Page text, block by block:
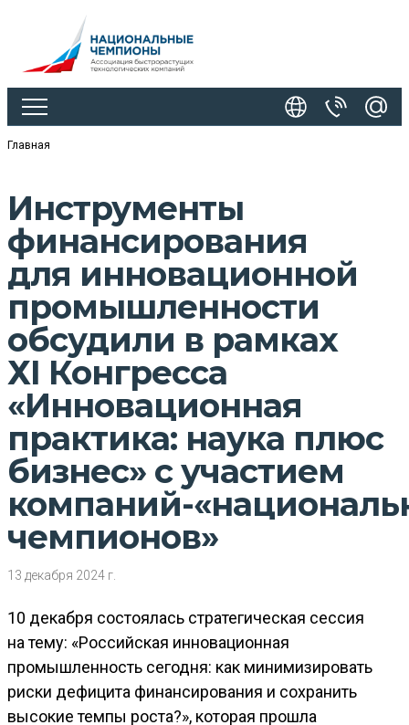
Главная
Инструменты
финансирования
для инновационной
промышленности
обсудили в рамках
ХI Конгресса
«Инновационная
практика: наука плюс
бизнес» c участием
компаний-
чемпионов»
13 декабря 2024 г.
10 декабря состоялась стратегическая сессия
на тему: «Российская инновационная
промышленность сегодня: как минимизировать
риски дефицита финансирования и сохранить
высокие темпы роста?», которая прошла